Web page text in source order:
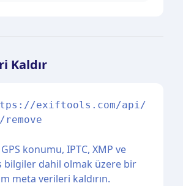
Kaldır
exiftools.com/api/
remove
konumu, IPTC, XMP ve
bilgiler dahil olmak üzere bir
meta verileri kaldırın.